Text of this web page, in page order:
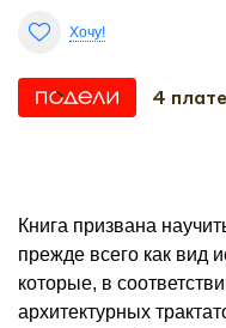
Хочу!
4
Книга призвана
прежде всего как вид
которые, в
архитектурных